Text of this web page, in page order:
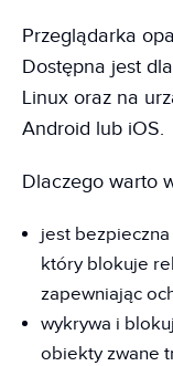
Przeglądarka
Dostępna jest
Linux oraz na
Android lub iOS.
Dlaczego warto
jest
który blokuje
zapewniając
wykrywa i
obiekty zwane